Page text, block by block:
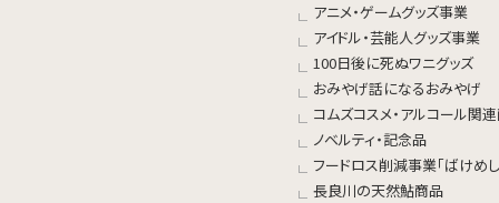
アニメ・ゲームグッズ事業
アイドル・芸能人グッズ事業
100日後に死ぬワニグッズ
おみやげ話になるおみやげ
コムズコスメ・アルコール関
ノベルティ・記念品
フードロス削減事業「ばけめし
長良川の天然鮎商品